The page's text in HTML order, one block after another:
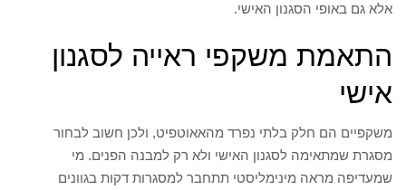
אלא גם באופי הסגנון האישי.
התאמת משקפי ראייה לסגנון
אישי
משקפיים הם חלק בלתי נפרד מהאאוטפיט, ולכן חשוב לבחור
מסגרת שמתאימה לסגנון האישי ולא רק למבנה הפנים. מי
שמעדיפה מראה מינימליסטי תתחבר למסגרות דקות בגוונים